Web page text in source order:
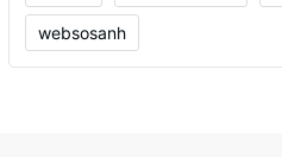
websosanh